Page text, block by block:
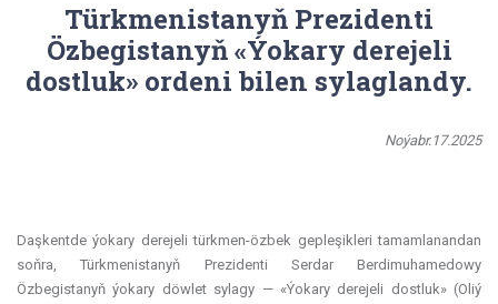
Türkmenistanyň Prezidenti
Özbegistanyň «Ýokary derejeli
dostluk» ordeni bilen sylaglandy.
Noýabr.17.2025
Daşkentde ýokary derejeli türkmen-özbek gepleşikleri tamamlanandan
soňra, Türkmenistanyň Prezidenti Serdar Berdimuhamedowy
Özbegistanyň ýokary döwlet sylagy — «Ýokary derejeli dostluk» (Oliý